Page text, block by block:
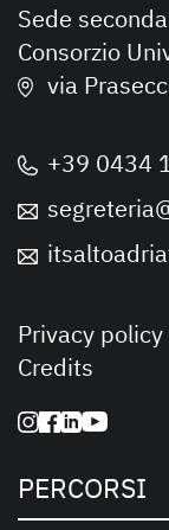
Sede
Consorzio
via
+39 0434
Privacy policy
Credits
PERCORSI